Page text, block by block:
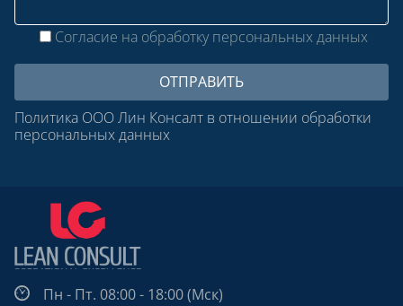
Согласие на обработку персональных данных
Политика ООО Лин Консалт в отношении обработки
персональных данных
Пн - Пт. 08:00 - 18:00 (Мск)